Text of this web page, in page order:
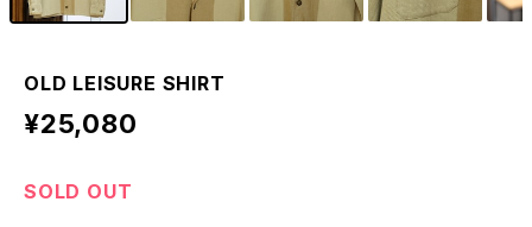
OLD LEISURE SHIRT
¥25,080
SOLD OUT